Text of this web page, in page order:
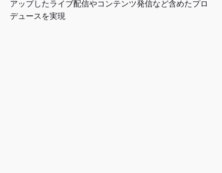
アップしたライブ配信やコンテンツ発信など含めたプロ
デュースを実現